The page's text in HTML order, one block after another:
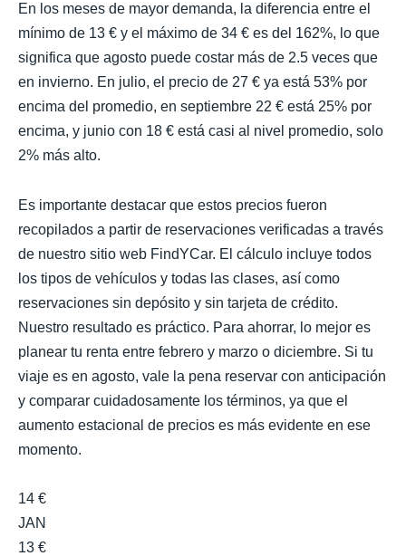
En los meses de mayor demanda, la diferencia entre el
mínimo de 13 € y el máximo de 34 € es del 162%, lo que
significa que agosto puede costar más de 2.5 veces que
en invierno. En julio, el precio de 27 € ya está 53% por
encima del promedio, en septiembre 22 € está 25% por
encima, y junio con 18 € está casi al nivel promedio, solo
2% más alto.
Es importante destacar que estos precios fueron
recopilados a partir de reservaciones verificadas a través
de nuestro sitio web FindYCar. El cálculo incluye todos
los tipos de vehículos y todas las clases, así como
reservaciones sin depósito y sin tarjeta de crédito.
Nuestro resultado es práctico. Para ahorrar, lo mejor es
planear tu renta entre febrero y marzo o diciembre. Si tu
viaje es en agosto, vale la pena reservar con anticipación
y comparar cuidadosamente los términos, ya que el
aumento estacional de precios es más evidente en ese
momento.
14 €
JAN
13 €